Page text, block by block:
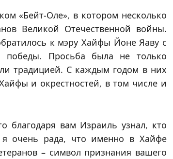
«Бейт-Оле», в котором несколько
Великой Отечественной войны.
к мэру Хайфы Йоне Яаву с
Просьба была не только
традицией. С каждым годом в них
и окрестностей, в том числе и
благодаря вам Израиль узнал, кто
очень рада, что именно в Хайфе
– символ признания вашего